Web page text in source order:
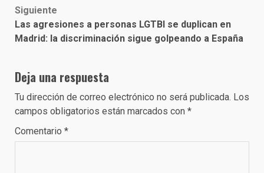
Siguiente
Las agresiones a personas LGTBI se duplican en
Madrid: la discriminación sigue golpeando a España
Deja una respuesta
Tu dirección de correo electrónico no será publicada. Los
campos obligatorios están marcados con *
Comentario *